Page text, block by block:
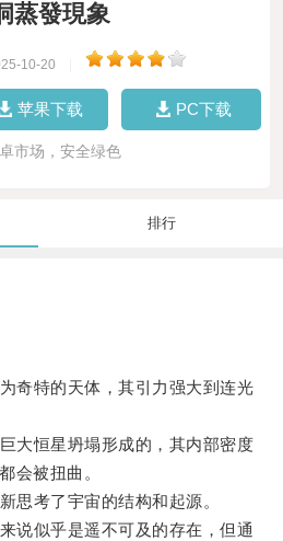
蒸發現象
10-20
苹果下载 PC下载
市场，安全绿色
排行
特的天体，其引力强大到连光
恒星坍塌形成的，其内部密度
会被扭曲。
考了宇宙的结构和起源。
似乎是遥不可及的存在，但通